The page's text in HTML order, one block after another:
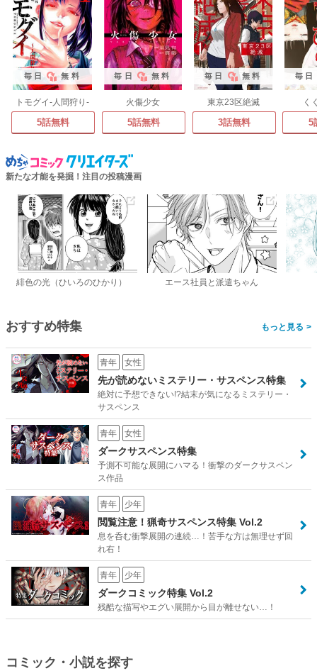
毎日 無料
トモグイ-人間狩り-
5話無料
毎日 無料
火傷少女
5話無料
毎日 無料
東京23区絶滅
3話無料
毎日
く
5
新たな才能を発掘！注目の投稿漫画
緋色の光（ひいろのひかり） エース社員と派遣ちゃん
おすすめ特集 >
青年 女性
先が読めないミステリー・サスペンス特集
絶対に予想できない!?結末が気になるミステリー・
サスペンス
青年 女性
ダークサスペンス特集
予測不可能な展開にハマる！衝撃のダークサスペン
ス作品
青年 少年
閲覧注意！猟奇サスペンス特集 Vol.2
息を呑む衝撃展開の連続…！苦手な方は無理せず回
れ右！
青年 少年
ダークコミック特集 Vol.2
残酷な描写やエグい展開から目が離せない…！
コミック・小説を探す